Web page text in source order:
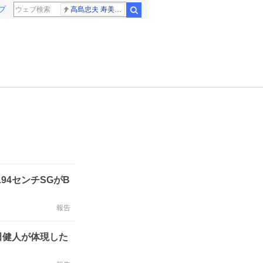
センチSGがB
報告
人が体現した